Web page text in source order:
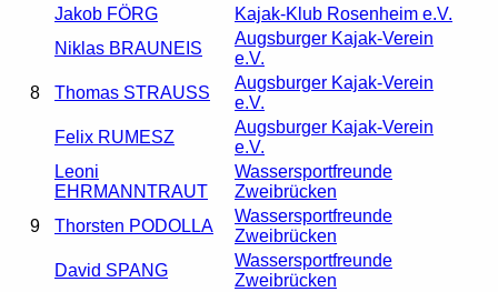
Jakob FÖRG
Kajak-Klub Rosenheim e.V.
8
Niklas BRAUNEIS
Augsburger Kajak-Verein
e.V.
Thomas STRAUSS
Augsburger Kajak-Verein
e.V.
Felix RUMESZ
Augsburger Kajak-Verein
e.V.
9
Leoni
EHRMANNTRAUT
Wassersportfreunde
Zweibrücken
Thorsten PODOLLA
Wassersportfreunde
Zweibrücken
David SPANG
Wassersportfreunde
Zweibrücken